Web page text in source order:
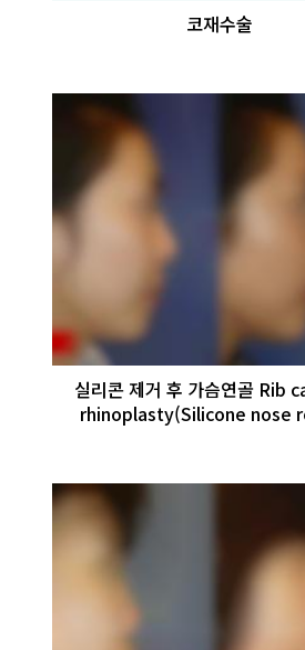
코재수술
실리콘 제거 후 가슴연골 Rib
rhinoplasty(Silicone nose